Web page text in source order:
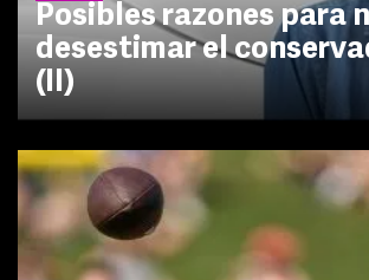
Posibles razones para
desestimar el
(II)